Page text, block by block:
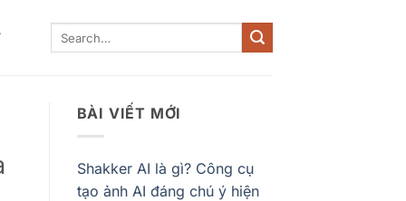
BÀI VIẾT MỚI
Shakker AI là gì? Công cụ
tạo ảnh AI đáng chú ý hiện